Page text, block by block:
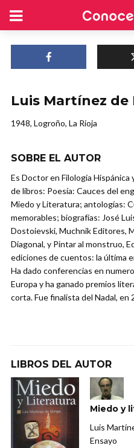
Luis Martínez de
1948, Logroño, La Rioja
SOBRE EL AUTOR
Es Doctor en Filología Hispánica
de libros: Poesía: Cauces del
Miedo y Literatura; antologías:
memorables; biografías: José
Dostoievski, Muchnik Editores,
Diagonal, y Pintar al monstruo,
ediciones de cuentos: la última
Ha dado conferencias en
Europa y ha ganado premios
corta. Fue finalista del Nadal,
LIBROS DEL AUTOR
Miedo y
Luis
Ensayo